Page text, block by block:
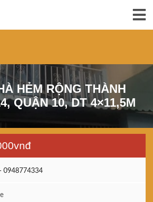
HẺM RỘNG THÀNH
QUẬN 10, DT 4×11,5M
0948774334